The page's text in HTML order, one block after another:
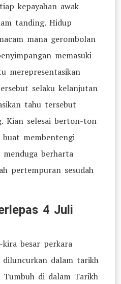
kepayahan awak
tanding. Hidup
mana gerombolan
memasuki
merepresentasikan
selaku kelanjutan
tahu tersebut
Kian selesai berton-ton
buat membentengi
berharta
pertempuran sesudah
4 Juli
besar perkara
dalam tarikh
Tumbuh di dalam Tarikh